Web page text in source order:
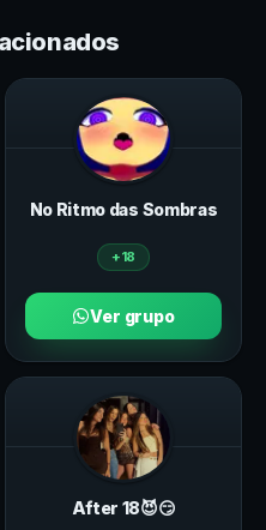
No Ritmo das Sombras
+18
Ver grupo
After 18😈😏